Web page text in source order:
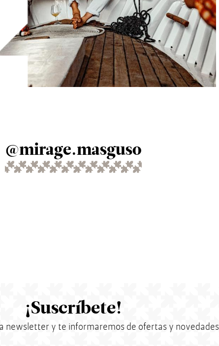
@mirage.masguso
¡Suscríbete!
newsletter y te informaremos de ofertas y novedades